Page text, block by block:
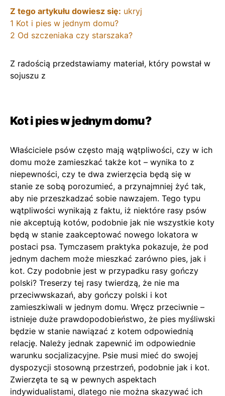
Z tego artykułu dowiesz się: ukryj
1 Kot i pies w jednym domu?
2 Od szczeniaka czy starszaka?
Z radością przedstawiamy materiał, który powstał w
sojuszu z
Kot i pies w jednym domu?
Właściciele psów często mają wątpliwości, czy w ich
domu może zamieszkać także kot – wynika to z
niepewności, czy te dwa zwierzęcia będą się w
stanie ze sobą porozumieć, a przynajmniej żyć tak,
aby nie przeszkadzać sobie nawzajem. Tego typu
wątpliwości wynikają z faktu, iż niektóre rasy psów
nie akceptują kotów, podobnie jak nie wszystkie koty
będą w stanie zaakceptować nowego lokatora w
postaci psa. Tymczasem praktyka pokazuje, że pod
jednym dachem może mieszkać zarówno pies, jak i
kot. Czy podobnie jest w przypadku rasy gończy
polski? Treserzy tej rasy twierdzą, że nie ma
przeciwwskazań, aby gończy polski i kot
zamieszkiwali w jednym domu. Wręcz przeciwnie –
istnieje duże prawdopodobieństwo, że pies myśliwski
będzie w stanie nawiązać z kotem odpowiednią
relację. Należy jednak zapewnić im odpowiednie
warunku socjalizacyjne. Psie musi mieć do swojej
dyspozycji stosowną przestrzeń, podobnie jak i kot.
Zwierzęta te są w pewnych aspektach
indywidualistami, dlatego nie można skazywać ich